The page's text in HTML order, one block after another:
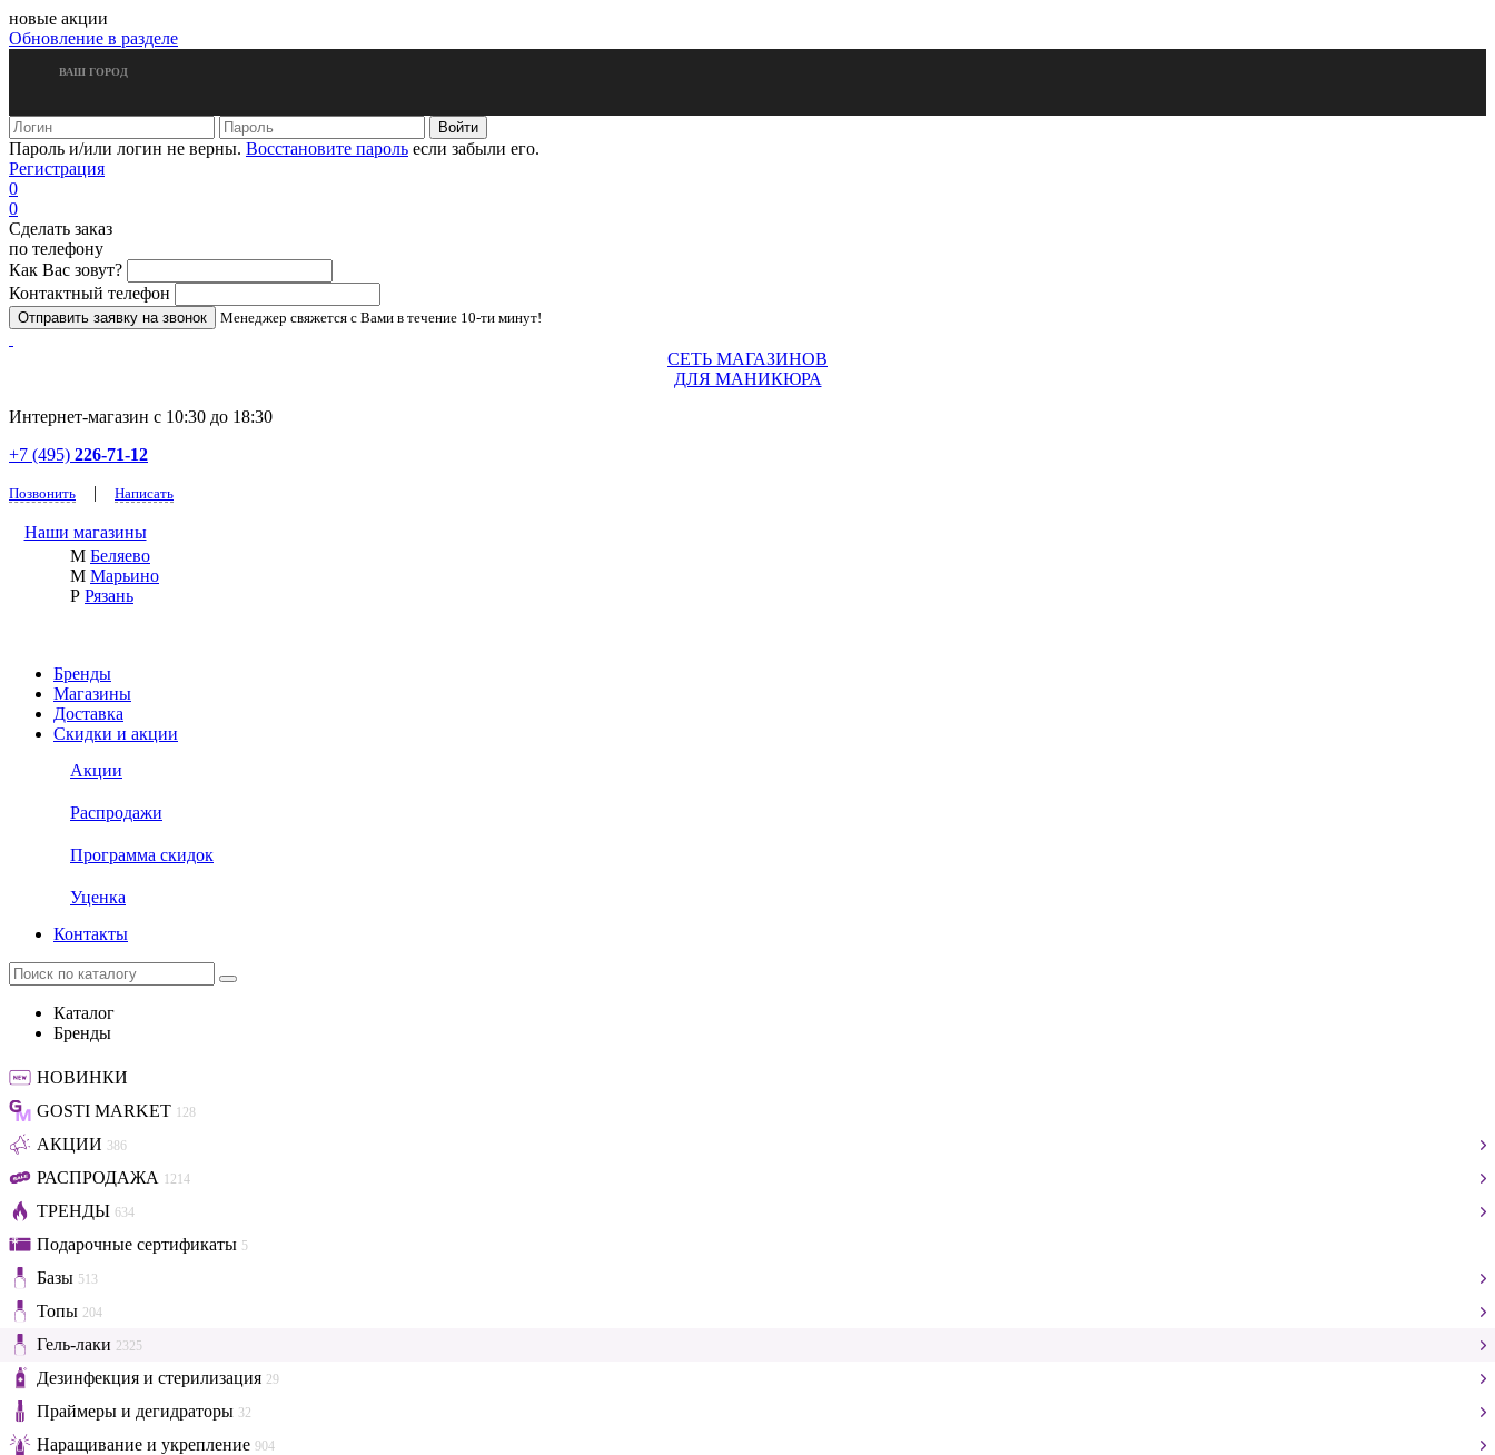
новые акции
Обновление в разделе
ВАШ ГОРОД
Пароль и/или логин не верны. Восстановите пароль если забыли его.
Регистрация
0
0
Сделать заказ
по телефону
Как Вас зовут?
Контактный телефон
Менеджер свяжется с Вами в течение 10-ти минут!
СЕТЬ МАГАЗИНОВ
ДЛЯ МАНИКЮРА
Интернет-магазин с 10:30 до 18:30
+7 (495) 226-71-12
Позвонить | Написать
Наши магазины
М Беляево
М Марьино
Р Рязань
Бренды
Магазины
Доставка
Скидки и акции
Акции
Распродажи
Программа скидок
Уценка
Контакты
Каталог
Бренды
НОВИНКИ
GOSTI MARKET 128
АКЦИИ 386
РАСПРОДАЖА 1214
ТРЕНДЫ 634
Подарочные сертификаты 5
Базы 513
Топы 204
Гель-лаки 2325
Дезинфекция и стерилизация 29
Праймеры и дегидраторы 32
Наращивание и укрепление 904